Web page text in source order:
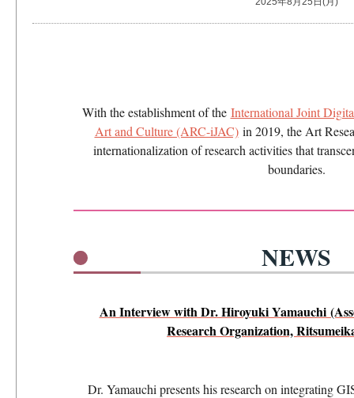
With the establishment of the International Joint
Art and Culture (ARC-iJAC)in 2019, the Art
internationalization of research activities that
boundaries.
NEWS
An Interview with Dr. Hiroyuki Yamauchi
Research Organization,
Dr. Yamauchi presents his research on integrating